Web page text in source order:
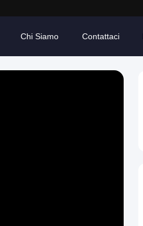
Chi Siamo Contattaci